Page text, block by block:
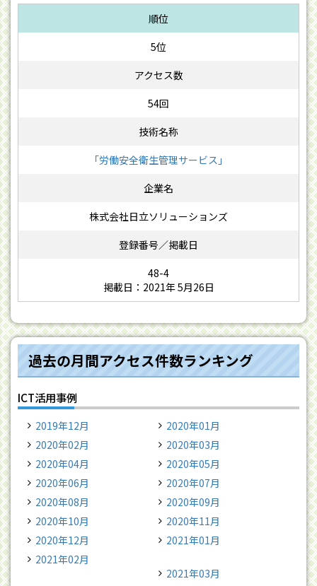
5位
54回
「労働安全衛生管理サービス」
株式会社日立ソリューションズ
48-4
掲載日：2021年 5月26日
過去の月間アクセス件数ランキング
ICT活用事例
2019年12月
2020年01月
2020年02月
2020年03月
2020年04月
2020年05月
2020年06月
2020年07月
2020年08月
2020年09月
2020年10月
2020年11月
2020年12月
2021年01月
2021年02月
2021年03月